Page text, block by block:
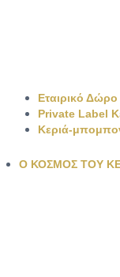
Εταιρικό Δώρο
Private Label
Κεριά-
Ο ΚΟΣΜΟΣ ΤΟΥ